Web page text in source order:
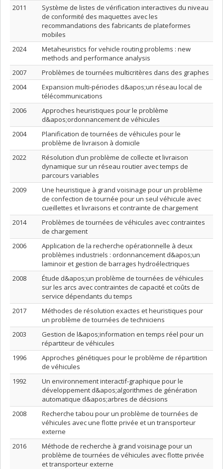
2011
Système de listes de vérification interactives du niveau
de conformité des maquettes avec les
recommandations des fabricants de plateformes
mobiles
2024
Metaheuristics for vehicle routing problems : new
methods and performance analysis
2007
Problèmes de tournées multicritères dans des graphes
2004
Expansion multi-périodes d&apos;un réseau local de
télécommunications
2006
Approches heuristiques pour le problème
d&apos;ordonnancement de véhicules
2004
Planification de tournées de véhicules pour le
problème de livraison à domicile
2022
Résolution d’un problème de collecte et livraison
dynamique sur un réseau routier avec temps de
parcours variables
2009
Une heuristique à grand voisinage pour un problème
de confection de tournée pour un seul véhicule avec
cueillettes et livraisons et contrainte de chargement
2014
Problèmes de tournées de véhicules avec contraintes
de chargement
2006
Application de la recherche opérationnelle à deux
problèmes industriels : ordonnancement d&apos;un
laminoir et gestion de barrages hydroélectriques
2008
Étude d&apos;un problème de tournées de véhicules
sur les arcs avec contraintes de capacité et coûts de
service dépendants du temps
2017
Méthodes de résolution exactes et heuristiques pour
un problème de tournées de techniciens
2003
Gestion de l&apos;information en temps réel pour un
répartiteur de véhicules
1996
Approches génétiques pour le problème de répartition
de véhicules
1992
Un environnement interactif-graphique pour le
développement d&apos;algorithmes de génération
automatique d&apos;arbres de décisions
2008
Recherche tabou pour un problème de tournées de
véhicules avec une flotte privée et un transporteur
externe
2016
Méthode de recherche à grand voisinage pour un
problème de tournées de véhicules avec flotte privée
et transporteur externe